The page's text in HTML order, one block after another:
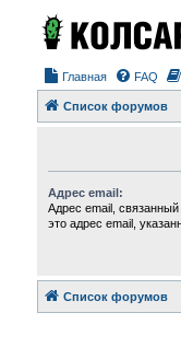
Главная FAQ
Список форумов
Адрес email:
Адрес email,
это адрес email,
Список форумов